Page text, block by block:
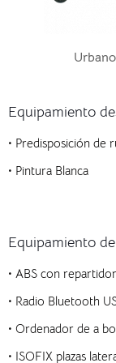
Urbano
Equipamiento
• Predisposición de
• Pintura Blanca
Equipamiento
• ABS con
• Radio Bluetooth
• Ordenador de a
• ISOFIX plazas